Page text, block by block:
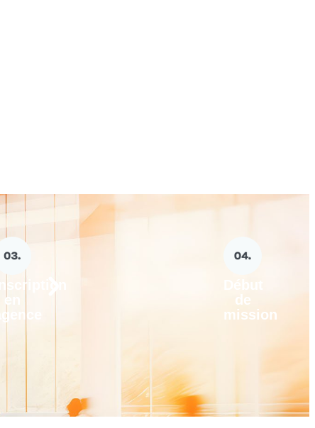
Inscription
en
agence
de
mission